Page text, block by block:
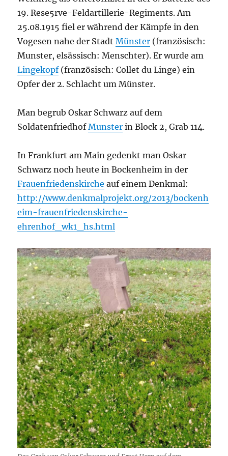
19. Rese5rve-Feldartillerie-Regiments. Am
25.08.1915 fiel er während der Kämpfe in den
Vogesen nahe der StadtMünster (französisch:
Munster, elsässisch: Menschter). Er wurde am
Lingekopf(französisch: Collet du Linge) ein
Opfer der 2. Schlacht um Münster.
Man begrub Oskar Schwarz auf dem
SoldatenfriedhofMunster inBlock 2, Grab 114.
In Frankfurt am Main gedenkt man Oskar
Schwarz noch heute in Bockenheim in der
Frauenfriedenskirche auf einem Denkmal:
http://www.denkmalprojekt.org/2013/bockenh
eim-frauenfriedenskirche-
ehrenhof_wk1_hs.html